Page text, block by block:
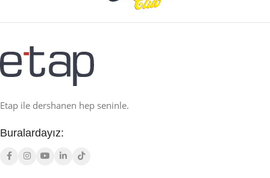
Etap ile dershanen hep seninle.
Buralardayız: